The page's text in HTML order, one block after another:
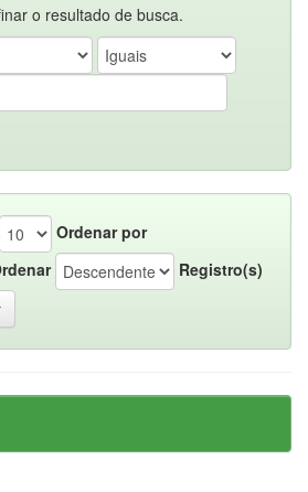
o resultado de busca.
Ordenar por
Registro(s)